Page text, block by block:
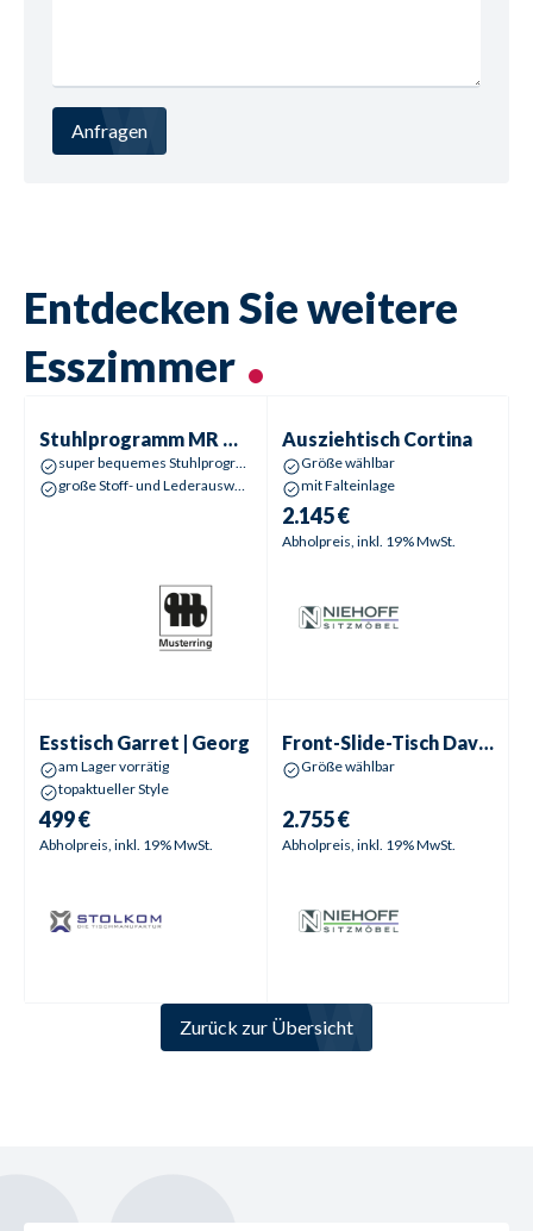
Anfragen
Entdecken Sie weitere
Esszimmer
Stuhlprogramm MR Nevio
super bequemes Stuhlprogramm
große Stoff- und Lederauswahl
Ausziehtisch Cortina
Größe wählbar
mit Falteinlage
2.145 €
Abholpreis, inkl. 19% MwSt.
Esstisch Garret | Georg
am Lager vorrätig
topaktueller Style
499 €
Abholpreis, inkl. 19% MwSt.
Front-Slide-Tisch Davos
Größe wählbar
2.755 €
Abholpreis, inkl. 19% MwSt.
Zurück zur Übersicht